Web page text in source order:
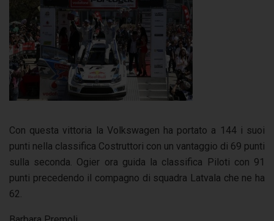
Con questa vittoria la Volkswagen ha portato a 144 i suoi
punti nella classifica Costruttori con un vantaggio di 69 punti
sulla seconda. Ogier ora guida la classifica Piloti con 91
punti precedendo il compagno di squadra Latvala che ne ha
62.